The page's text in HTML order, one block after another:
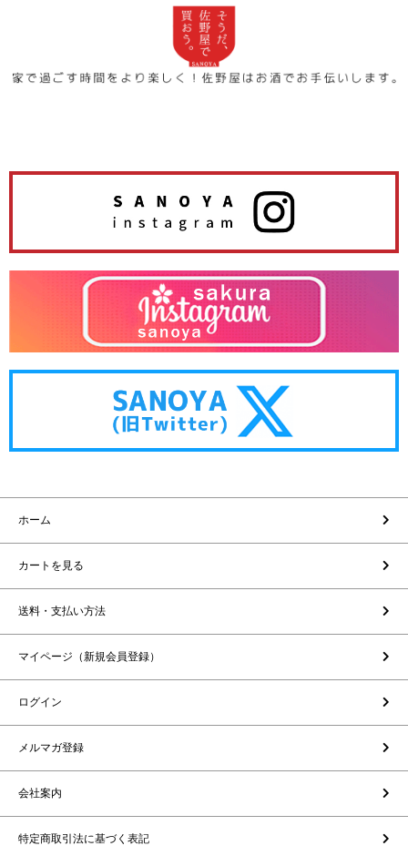
ホーム
カートを見る
送料・支払い方法
マイページ（新規会員登録）
ログイン
メルマガ登録
会社案内
特定商取引法に基づく表記